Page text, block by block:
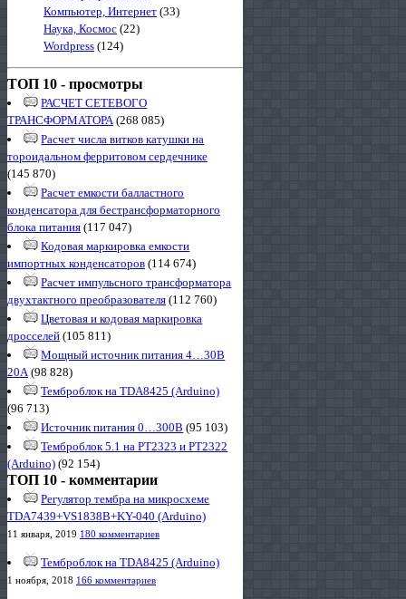
Компьютер, Интернет (33)
Наука, Космос (22)
Wordpress (124)
ТОП 10 - просмотры
РАСЧЕТ СЕТЕВОГО
ТРАНСФОРМАТОРА (268 085)
Расчет числа витков катушки на
тороидальном ферритовом сердечнике
(145 870)
Расчет емкости балластного
конденсатора для бестрансформаторного
блока питания (117 047)
Кодовая маркировка емкости
импортных конденсаторов (114 674)
Расчет импульсного трансформатора
двухтактного преобразователя (112 760)
Цветовая и кодовая маркировка
дросселей (105 811)
Мощный источник питания 4…30В
20А (98 828)
Темброблок на TDA8425 (Arduino)
(96 713)
Источник питания 0…300В (95 103)
Темброблок 5.1 на PT2323 и PT2322
(Arduino) (92 154)
ТОП 10 - комментарии
Регулятор тембра на микросхеме
TDA7439+VS1838B+KY-040 (Arduino)
11 января, 2019 180 комментариев
Темброблок на TDA8425 (Arduino)
1 ноября, 2018 166 комментариев